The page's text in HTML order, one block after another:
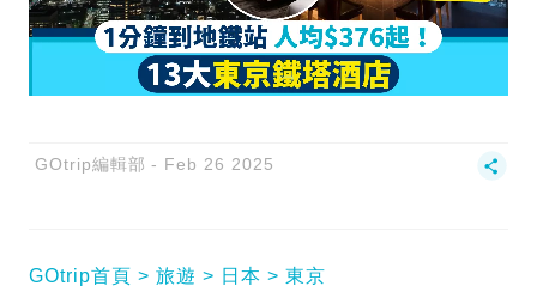
GOtrip編輯部 Feb 26 2025
GOtrip首頁 旅遊 日本 東京